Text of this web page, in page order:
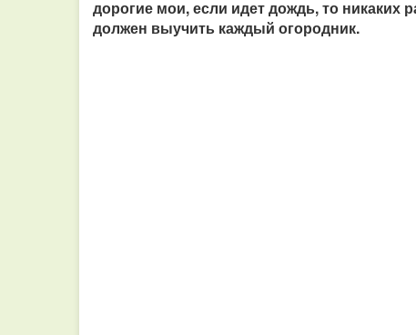
дорогие мои, если идет дождь, то никаких
должен выучить каждый огородник.